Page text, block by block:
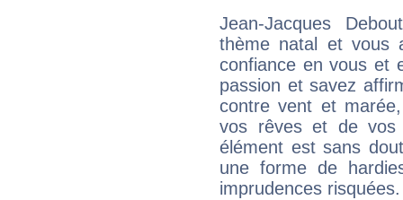
Jean-Jacques
thème natal et vous
confiance en vous et
passion et savez
contre vent et
vos rêves et de vos
élément est sans
une forme de
imprudences risquées.